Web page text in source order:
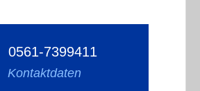
0561-7399411
Kontaktdaten